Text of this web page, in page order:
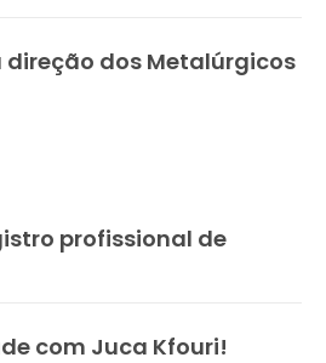
direção dos Metalúrgicos
profissional de
com Juca Kfouri!